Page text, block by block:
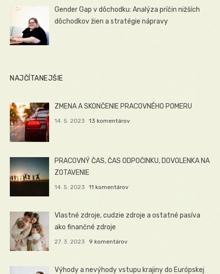
Gender Gap v dôchodku: Analýza príčin nižších
dôchodkov žien a stratégie nápravy
NAJČÍTANEJŠIE
ZMENA A SKONČENIE PRACOVNÉHO POMERU
14. 5. 2023 13 komentárov
PRACOVNÝ ČAS, ČAS ODPOČINKU, DOVOLENKA NA
ZOTAVENIE
14. 5. 2023 11 komentárov
Vlastné zdroje, cudzie zdroje a ostatné pasíva
ako finančné zdroje
27. 3. 2023 9 komentárov
Výhody a nevýhody vstupu krajiny do Európskej